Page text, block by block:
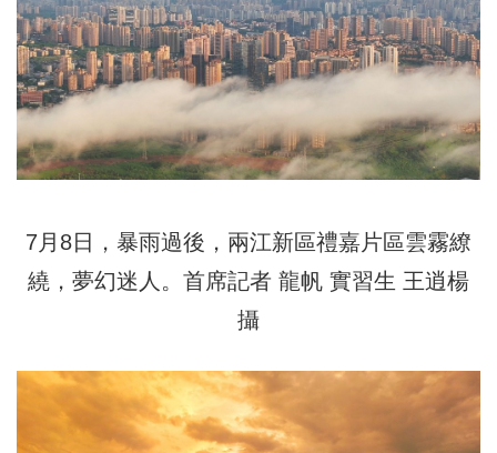
7月8日，暴雨過後，兩江新區禮嘉片區雲霧繚
繞，夢幻迷人。首席記者 龍帆 實習生 王逍楊
攝